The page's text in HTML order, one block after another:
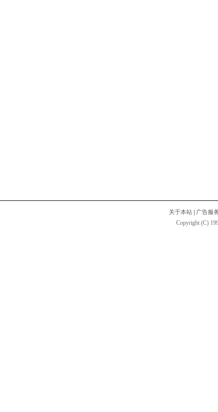
关于本站
广告服
Copyright (C)